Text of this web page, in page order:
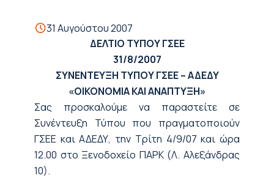
31 Αυγούστου 2007
ΔΕΛΤΙΟ ΤΥΠΟΥ ΓΣΕΕ
31/8/2007
ΣΥΝΕΝΤΕΥΞΗ ΤΥΠΟΥ ΓΣΕΕ – ΑΔΕΔΥ
«ΟΙΚΟΝΟΜΙΑ ΚΑΙ ΑΝΑΠΤΥΞΗ»
Σας προσκαλούμε να παραστείτε σε
Συνέντευξη Τύπου που πραγματοποιούν
ΓΣΕΕ και ΑΔΕΔΥ, την Τρίτη 4/9/07 και ώρα
12.00 στο Ξενοδοχείο ΠΑΡΚ (Λ. Αλεξάνδρας
10).